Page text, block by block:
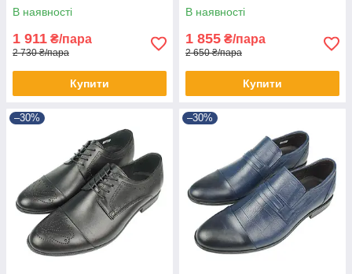
В наявності
1 911 ₴/пара
2 730 ₴/пара
Купити
В наявності
1 855 ₴/пара
2 650 ₴/пара
Купити
–30% –30%